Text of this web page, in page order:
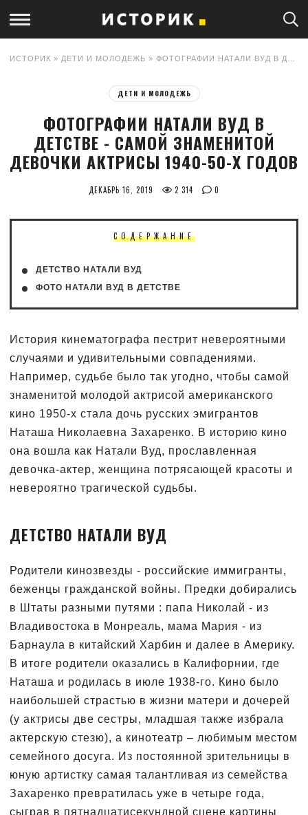
ИСТОРИК » ДЕТИ И МОЛОДЕЖЬ » ФОТОГРАФИИ НАТАЛИ ВУД В ДЕТСТВЕ - САМОЙ ЗНАМЕНИТОЙ ДЕВОЧКИ АКТРИСЫ 1940-50-Х ГОДОВ
ДЕТИ И МОЛОДЕЖЬ
ФОТОГРАФИИ НАТАЛИ ВУД В
ДЕТСТВЕ - САМОЙ ЗНАМЕНИТОЙ
ДЕВОЧКИ АКТРИСЫ 1940-50-Х ГОДОВ
ДЕКАБРЬ 16, 2019 2 314 0
СОДЕРЖАНИЕ
ДЕТСТВО НАТАЛИ ВУД
ФОТО НАТАЛИ ВУД В ДЕТСТВЕ
История кинематографа пестрит невероятными
случаями и удивительными совпадениями.
Например, судьбе было так угодно, чтобы самой
знаменитой молодой актрисой американского
кино 1950-х стала дочь русских эмигрантов
Наташа Николаевна Захаренко. В историю кино
она вошла как Натали Вуд, прославленная
девочка-актер, женщина потрясающей красоты и
невероятно трагической судьбы.
ДЕТСТВО НАТАЛИ ВУД
Родители кинозвезды - российские иммигранты,
беженцы гражданской войны. Предки добирались
в Штаты разными путями : папа Николай - из
Владивостока в Монреаль, мама Мария - из
Барнаула в китайский Харбин и далее в Америку.
В итоге родители оказались в Калифорнии, где
Наташа и родилась в июле 1938-го. Кино было
наибольшей страстью в жизни матери и дочерей
(у актрисы две сестры, младшая также избрала
актерскую стезю), а кинотеатр – любимым местом
семейного досуга. Из постоянной зрительницы в
юную артистку самая талантливая из семейства
Захаренко превратилась уже в четыре года,
сыграв в пятнадцатисекундной сцене картины